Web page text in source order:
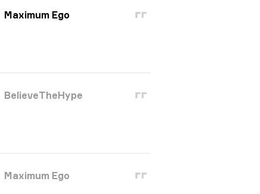
Maximum Ego
BelieveTheHype
Maximum Ego